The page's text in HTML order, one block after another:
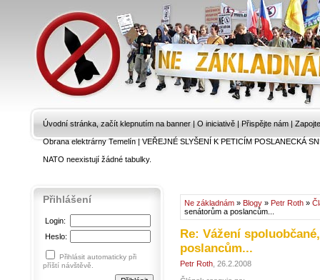
Úvodní stránka, začít klepnutím na banner | O iniciativě | Přispějte nám |
Obrana elektrárny Temelín|VEŘEJNÉ SLYŠENÍ K PETICÍM POSLANECKÁ
NATO neexistují žádné tabulky.
Ne základnám » Blogy » Petr Roth »
senátorům a poslancům...
Re: Vážení
poslancům...
Petr Roth , 26.2.2008
Přihlášení
Login:
Heslo:
Přihlásit automaticky při
příští návštěvě.